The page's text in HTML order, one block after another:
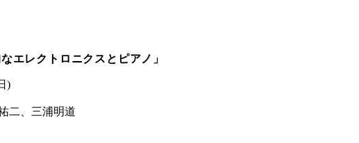
エレクトロニクスとピアノ 」
)
二、三浦明道